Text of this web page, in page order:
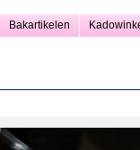
Bakartikelen